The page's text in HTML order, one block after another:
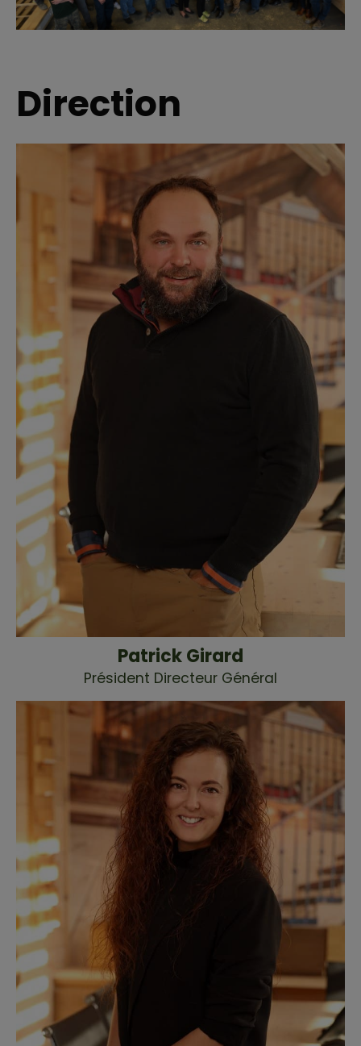
Direction
Patrick Girard
Président Directeur Général